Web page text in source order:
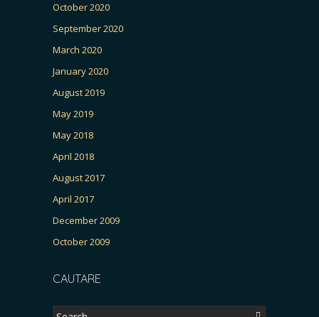
October 2020
September 2020
March 2020
January 2020
August 2019
May 2019
May 2018
April 2018
August 2017
April 2017
December 2009
October 2009
CAUTARE
Search